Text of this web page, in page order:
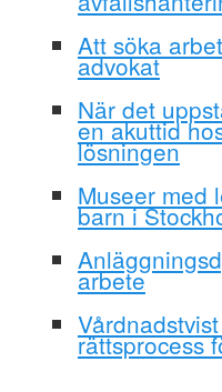
Att söka
advokat
När det
en akuttid
lösningen
Museer med
barn i
arbete
rättsprocess